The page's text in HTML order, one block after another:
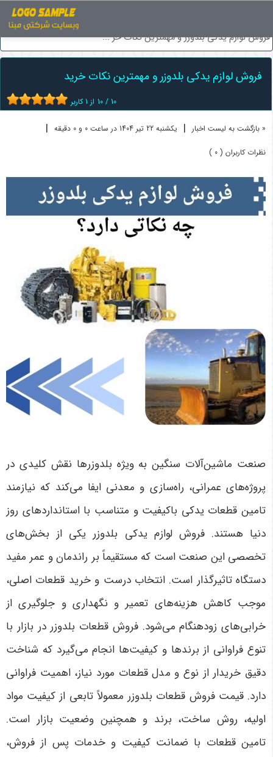
فروش لوازم یدکی بلدوزر و مهمترین نکات خر ...
فروش لوازم یدکی بلدوزر و مهمترین نکات خرید
10 / 10 از 1کاربر
« بازگشت به لیست اخبار | یکشنبه 22 تير 1404 در ساعت 0 و 0 دقیقه |
نظرات کاربران ( 0 )
صنعت ماشین‌آلات سنگین به ویژه بلدوزرها نقش کلیدی در
پروژه‌های عمرانی، راه‌سازی و معدنی ایفا می‌کند که نیازمند
تامین قطعات یدکی باکیفیت و متناسب با استانداردهای روز
دنیا هستند. فروش لوازم یدکی بلدوزر یکی از بخش‌های
تخصصی این صنعت است که مستقیماً بر راندمان و عمر مفید
دستگاه تاثیرگذار است. انتخاب درست و خرید قطعات اصلی،
موجب کاهش هزینه‌های تعمیر و نگهداری و جلوگیری از
خرابی‌های زودهنگام می‌شود. فروش قطعات بلدوزر در بازار با
تنوع فراوانی از برندها و کیفیت‌ها انجام می‌گیرد که شناخت
دقیق خریدار از نوع و مدل قطعات مورد نیاز، اهمیت فراوانی
دارد. قیمت فروش قطعات بلدوزر معمولاً تابعی از کیفیت مواد
اولیه، روش ساخت، برند و همچنین وضعیت بازار است.
تامین قطعات با ضمانت کیفیت و خدمات پس از فروش،